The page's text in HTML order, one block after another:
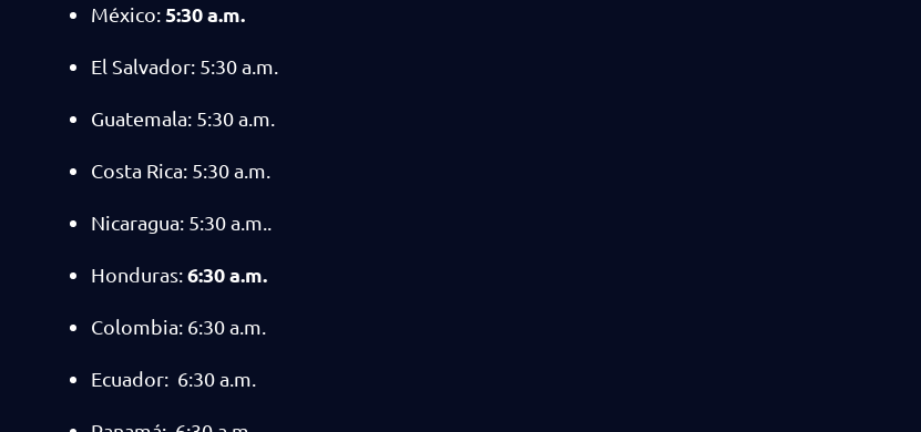
México:5:30 a.m.
El Salvador: 5:30 a.m.
Guatemala: 5:30 a.m.
Costa Rica: 5:30 a.m.
Nicaragua: 5:30 a.m..
Honduras:6:30 a.m.
Colombia: 6:30 a.m.
Ecuador: 6:30 a.m.